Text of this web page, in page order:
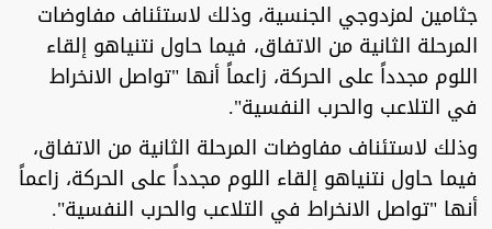
جثامين لمزدوجي الجنسية، وذلك لاستئناف مفاوضات
المرحلة الثانية من الاتفاق، فيما حاول نتنياهو إلقاء
اللوم مجدداً على الحركة، زاعماً أنها "تواصل الانخراط
في التلاعب والحرب النفسية".
وذلك لاستئناف مفاوضات المرحلة الثانية من الاتفاق،
فيما حاول نتنياهو إلقاء اللوم مجدداً على الحركة، زاعماً
أنها "تواصل الانخراط في التلاعب والحرب النفسية".